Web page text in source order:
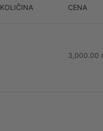
KOLIČINA CENA
3,000.00